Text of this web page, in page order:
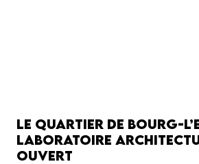
Le quartier de Bourg-
laboratoire
ouvert